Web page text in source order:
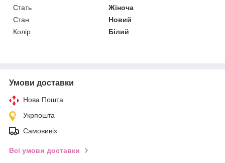
Стать
Жіноча
Стан
Новий
Колір
Білий
Умови доставки
Нова Пошта
Укрпошта
Самовивіз
Всі умови доставки